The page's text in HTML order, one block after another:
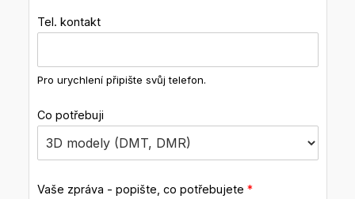
Tel. kontakt
Pro urychlení připište svůj telefon.
Co potřebuji
Vaše zpráva - popište, co potřebujete *